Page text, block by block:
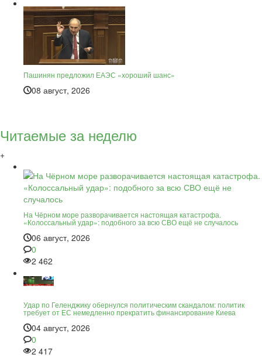
Пашинян предложил ЕАЭС «хороший шанс»
08 август, 2026
Читаемые за неделю
+
На Чёрном море разворачивается настоящая катастрофа.
«Колоссальный удар»: подобного за всю СВО ещё не случалось
06 август, 2026
0
2 462
Удар по Геленджику обернулся политическим скандалом: политик
требует от ЕС немедленно прекратить финансирование Киева
04 август, 2026
0
2 417